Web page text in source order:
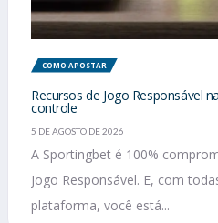
COMO APOSTAR
Recursos de Jogo Responsável
controle
5 DE AGOSTO DE 2026
A Sportingbet é 100%
Jogo Responsável. E, com
plataforma, você está...